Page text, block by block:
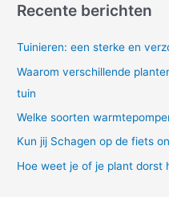
k
:
Recente berichten
Tuinieren: een sterke en
Waarom verschillende
tuin
Welke soorten
Kun jij Schagen op de fiets
Hoe weet je of je plant dorst